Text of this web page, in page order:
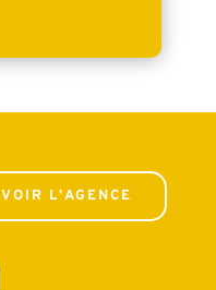
VOIR L'AGENCE